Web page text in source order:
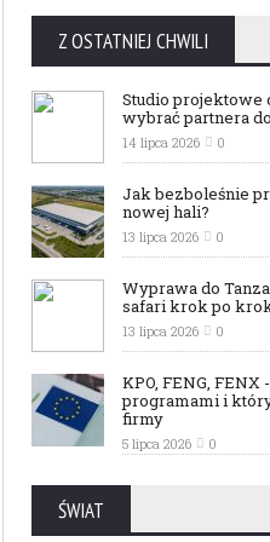
Z OSTATNIEJ CHWILI
Studio projektowe
wybrać partnera
14 lipca 2026 0
Jak bezboleśnie
nowej hali?
13 lipca 2026 0
Wyprawa do
safari krok po
13 lipca 2026 0
KPO, FENG,
programami i
firmy
5 lipca 2026 0
ŚWIAT